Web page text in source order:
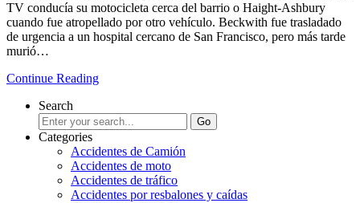
TV conducía su motocicleta cerca del barrio o Haight-Ashbury
cuando fue atropellado por otro vehículo. Beckwith fue trasladado
de urgencia a un hospital cercano de San Francisco, pero más tarde
murió…
Continue Reading
Search
Categories
Accidentes de Camión
Accidentes de moto
Accidentes de tráfico
Accidentes por resbalones y caídas